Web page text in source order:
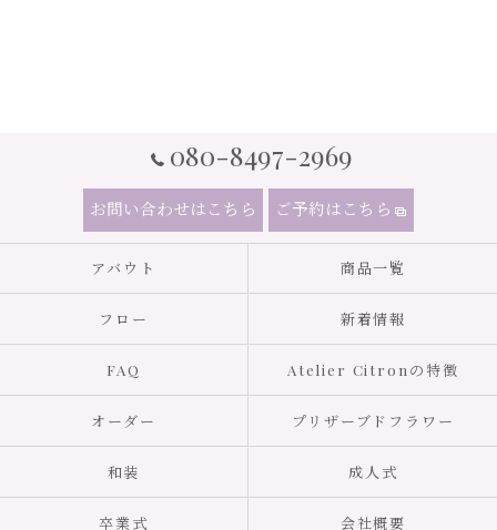
080-8497-2969
お問い合わせはこちら ご予約はこちら
アバウト 商品一覧
フロー 新着情報
FAQ Atelier Citronの特徴
オーダー プリザーブドフラワー
和装 成人式
卒業式 会社概要